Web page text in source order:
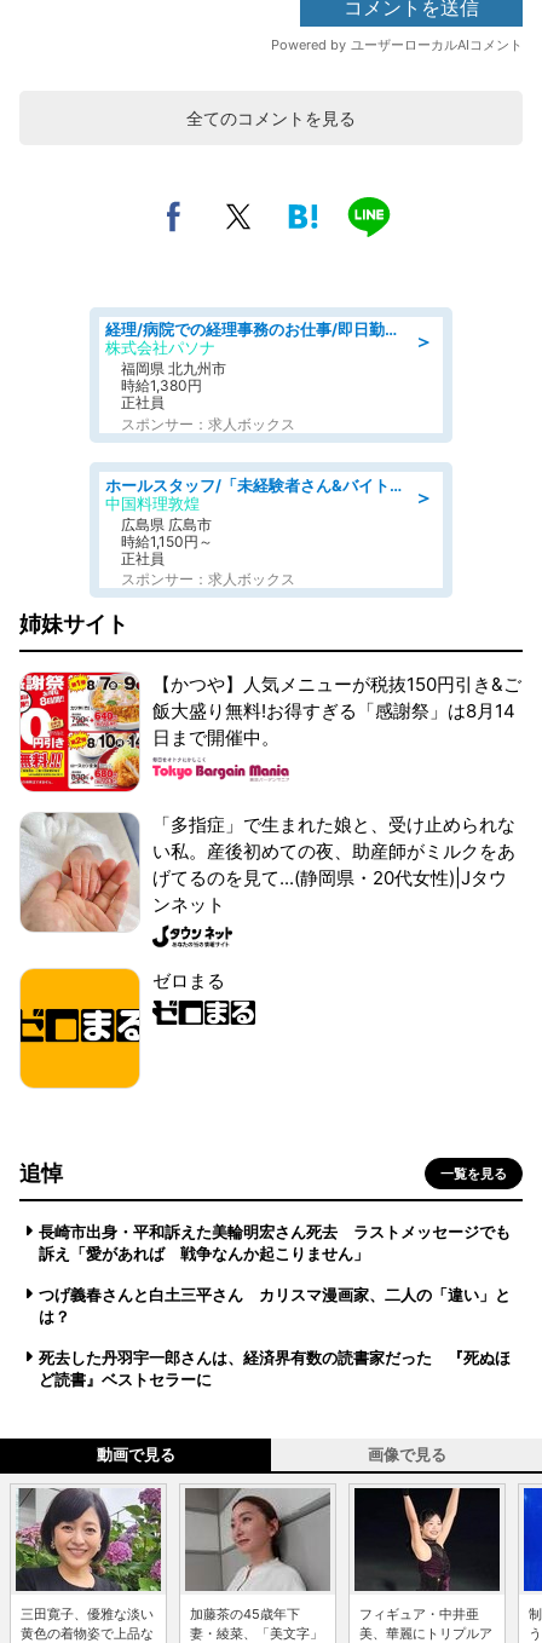
全てのコメントを見る
＞
経理/病院での経理事務のお仕事/即日勤務可/車通勤可/経理/一般事務
株式会社パソナ
福岡県 北九州市
時給1,380円
正社員
スポンサー：求人ボックス
＞
ホールスタッフ/「未経験者さん&バイトデビューも大歓迎」残業ほぼなし×1日3時間〜勤務OK!フォロー体制も充実/広島県/広島市南区
中国料理敦煌
広島県 広島市
時給1,150円～
正社員
スポンサー：求人ボックス
姉妹サイト
【かつや】人気メニューが税抜150円引き&ご
飯大盛り無料!お得すぎる「感謝祭」は8月14
日まで開催中。
「多指症」で生まれた娘と、受け止められな
い私。産後初めての夜、助産師がミルクをあ
げてるのを見て...(静岡県・20代女性)|Jタウ
ンネット
ゼロまる
追悼 一覧を見る
長崎市出身・平和訴えた美輪明宏さん死去 ラストメッセージでも
訴え「愛があれば 戦争なんか起こりません」
つげ義春さんと白土三平さん カリスマ漫画家、二人の「違い」と
は？
死去した丹羽宇一郎さんは、経済界有数の読書家だった 『死ぬほ
ど読書』ベストセラーに
動画で見る 画像で見る
三田寛子、優雅な淡い
黄色の着物姿で上品な
加藤茶の45歳年下
妻・綾菜、「美文字」
フィギュア・中井亜
美、華麗にトリプルア